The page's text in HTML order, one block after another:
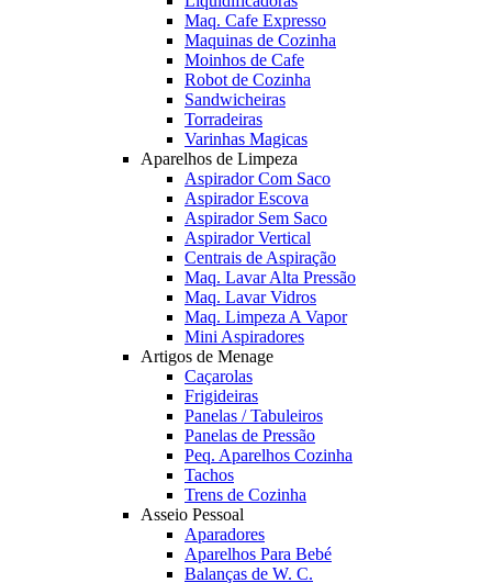
Maq. Cafe Expresso
Maquinas de Cozinha
Moinhos de Cafe
Robot de Cozinha
Sandwicheiras
Torradeiras
Varinhas Magicas
Aparelhos de Limpeza
Aspirador Com Saco
Aspirador Escova
Aspirador Sem Saco
Aspirador Vertical
Centrais de Aspiração
Maq. Lavar Alta Pressão
Maq. Lavar Vidros
Maq. Limpeza A Vapor
Mini Aspiradores
Artigos de Menage
Caçarolas
Frigideiras
Panelas / Tabuleiros
Panelas de Pressão
Peq. Aparelhos Cozinha
Tachos
Trens de Cozinha
Asseio Pessoal
Aparadores
Aparelhos Para Bebé
Balanças de W. C.